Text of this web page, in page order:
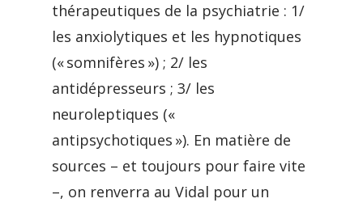
thérapeutiques de la psychiatrie : 1/
les anxiolytiques et les hypnotiques
(« somnifères ») ; 2/ les
antidépresseurs ; 3/ les
neuroleptiques («
antipsychotiques »). En matière de
sources – et toujours pour faire vite
–, on renverra au Vidal pour un